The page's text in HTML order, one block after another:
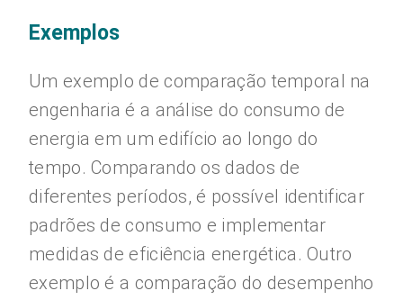
Exemplos
Um exemplo de comparação temporal na
engenharia é a análise do consumo de
energia em um edifício ao longo do
tempo. Comparando os dados de
diferentes períodos, é possível identificar
padrões de consumo e implementar
medidas de eficiência energética. Outro
exemplo é a comparação do desempenho